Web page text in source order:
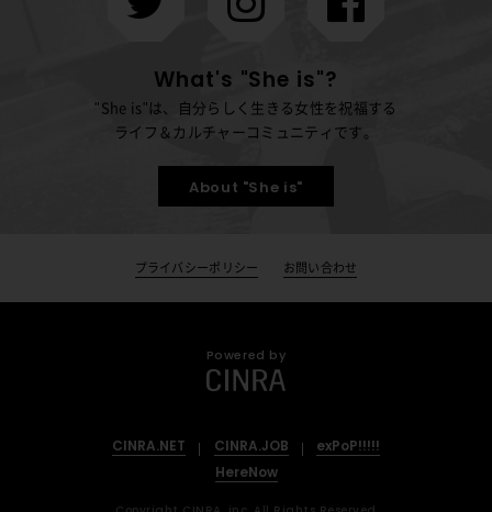
What's "She is"?
"She is"は、自分らしく生きる女性を祝福する
ライフ＆カルチャーコミュニティです。
About "She is"
プライバシーポリシー お問い合わせ
Powered by
CINRA.NET CINRA.JOB
exPoP!!!!!
HereNow